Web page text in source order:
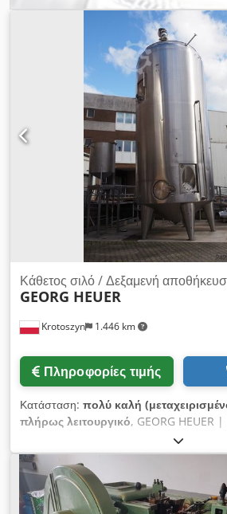
Krotoszyn 1.446 km
Κάθετος σιλό / Δεξαμενή
GEORG HEUER
Πληροφορίες τιμής
Κατάσταση: πολύ καλή
πλήρως λειτουργικό, GEORG HEUER
Βιομηχανική δεξαμενή αποθήκευσης
Dcsdezczwnopfx An Tok
Behälterhandel und Industriebedarf
διαστάσεις: Ø 3600 mm (διάμετρος) x
ύψος) Το κατακόρυφο σιλό μεγάλου